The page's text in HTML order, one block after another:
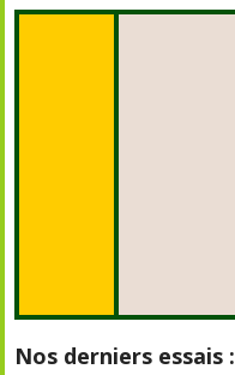
Nos derniers essais :